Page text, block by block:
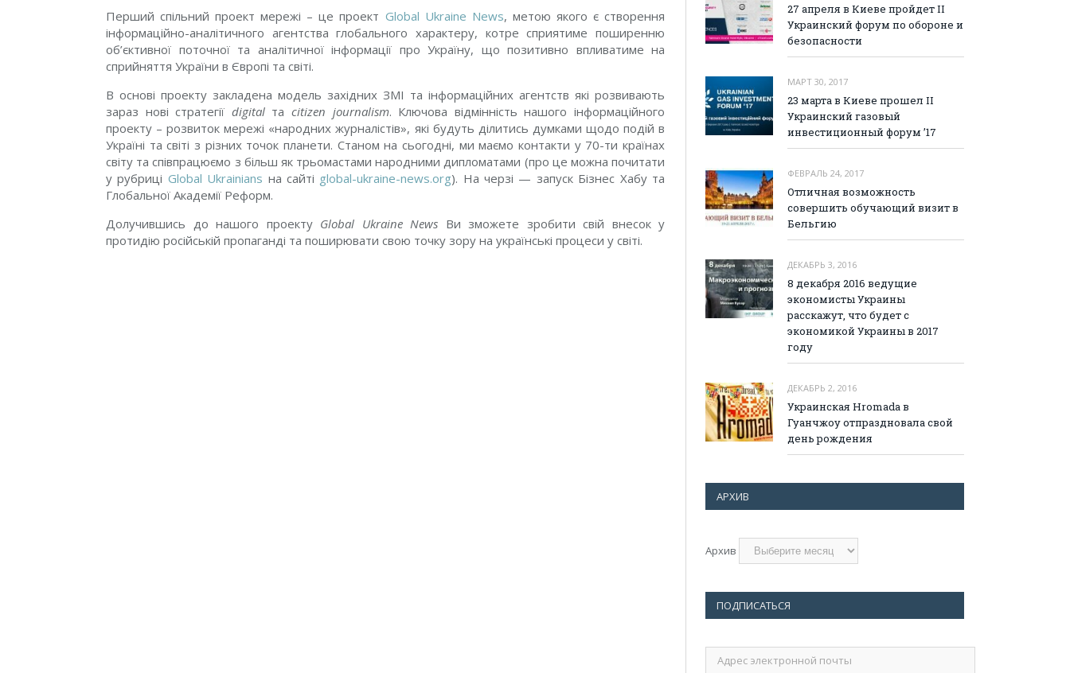
Перший спільний проект мережі – це проект Global Ukraine News, метою якого є створення
інформаційно-аналітичного агентства глобального характеру, котре сприятиме поширенню
об’єктивної поточної та аналітичної інформації про Україну, що позитивно впливатиме на
сприйняття України в Європі та світі.
В основі проекту закладена модель західних ЗМІ та інформаційних агентств які розвивають
зараз нові стратегії digitalтаcitizen journalism. Ключова відмінність нашого інформаційного
проекту – розвиток мережі «народних журналістів», які будуть ділитись думками щодо подій в
Україні та світі з різних точок планети. Станом на сьогодні, ми маємо контакти у 70-ти країнах
світу та співпрацюємо з більш як трьомастами народними дипломатами (про це можна почитати
у рубриці Global Ukrainians на сайті global-ukraine-news.org). На черзі — запуск Бізнес Хабу та
Глобальної Академії Реформ.
Долучившись до нашого проекту Global Ukraine News Ви зможете зробити свій внесок у
протидію російській пропаганді та поширювати свою точку зору на українські процеси у світі.
27 апреля в Киеве пройдет II
Украинский форум по обороне и
безопасности
МАРТ 30, 2017
23 марта в Киеве прошел II
Украинский газовый
инвестиционный форум ’17
ФЕВРАЛЬ 24, 2017
Отличная возможность
совершить обучающий визит в
Бельгию
ДЕКАБРЬ 3, 2016
8 декабря 2016 ведущие
экономисты Украины
расскажут, что будет с
экономикой Украины в 2017
году
ДЕКАБРЬ 2, 2016
Украинская Hromada в
Гуанчжоу отпраздновала свой
день рождения
АРХИВ
Архив
ПОДПИСАТЬСЯ
электронной